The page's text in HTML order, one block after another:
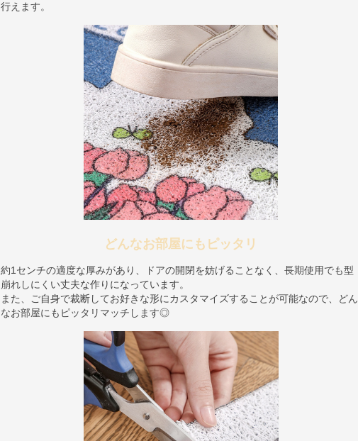
行えます。
どんなお部屋にもピッタリ
約1センチの適度な厚みがあり、ドアの開閉を妨げることなく、長期使用でも型
崩れしにくい丈夫な作りになっています。
また、ご自身で裁断してお好きな形にカスタマイズすることが可能なので、どん
なお部屋にもピッタリマッチします◎